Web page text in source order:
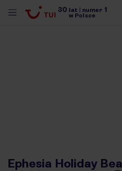
30 lat numer 1
w Polsce
Ephesia Holiday